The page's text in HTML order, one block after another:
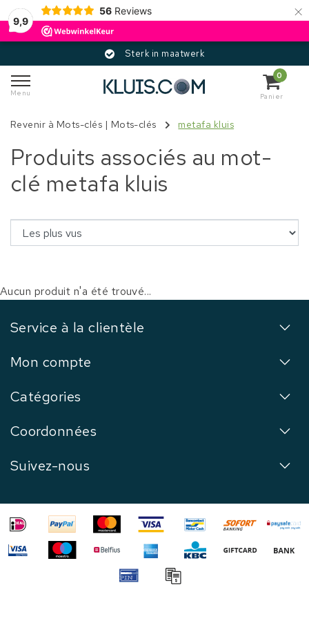
9,9
56 Reviews ×
Sterk in maatwerk
Menu
0
Panier
Revenir à Mots-clés | Mots-clés metafa kluis
Produits associés au mot-
clé metafa kluis
Aucun produit n'a été trouvé...
Service à la clientèle
Mon compte
Catégories
Coordonnées
Suivez-nous